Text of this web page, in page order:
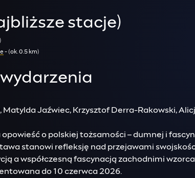
stacje)
- (ok. 0.5 km)
Matylda Jaźwiec, Krzysztof Derra-Rakowski,
opowieść o polskiej tożsamości – dumnej i
stanowi refleksję nad przejawami
a współczesną fascynacją zachodnimi
do 10 czerwca 2026.